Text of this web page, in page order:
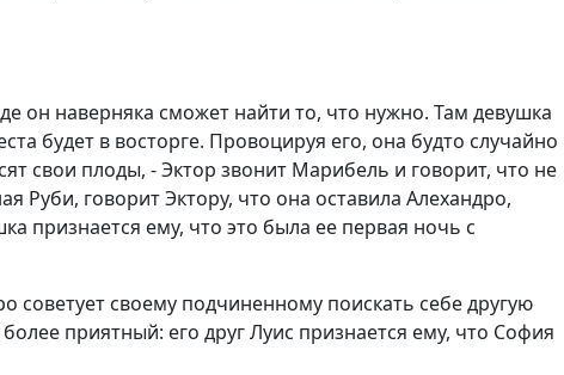
он наверняка сможет найти то, что нужно. Там девушка
будет в восторге. Провоцируя его, она будто случайно
свои плоды, - Эктор звонит Марибель и говорит, что не
Руби, говорит Эктору, что она оставила Алехандро,
признается ему, что это была ее первая ночь с
советует своему подчиненному поискать себе другую
приятный: его друг Луис признается ему, что София